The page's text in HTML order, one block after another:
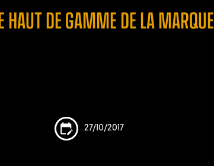
HAUT DE GAMME DE LA MARQUE
27/10/2017